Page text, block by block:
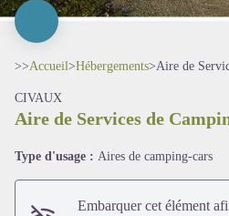
>>Accueil>Hébergements>Aire de
CIVAUX
Aire de Services de
Type d'usage : Aires de camping-cars
Embarquer cet élément